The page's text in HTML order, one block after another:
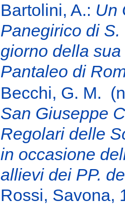
Bartolini, A.: Un
Panegirico di
giorno della
Pantaleo di
Becchi, G. M.
San Giuseppe
Regolari delle
in occasione
allievi dei PP.
Rossi, Savona,